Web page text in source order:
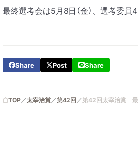
最終選考会は5月8日（金）、選考委
Share Post Share
TOP 太宰治賞 第42回 第42回太宰治賞 最